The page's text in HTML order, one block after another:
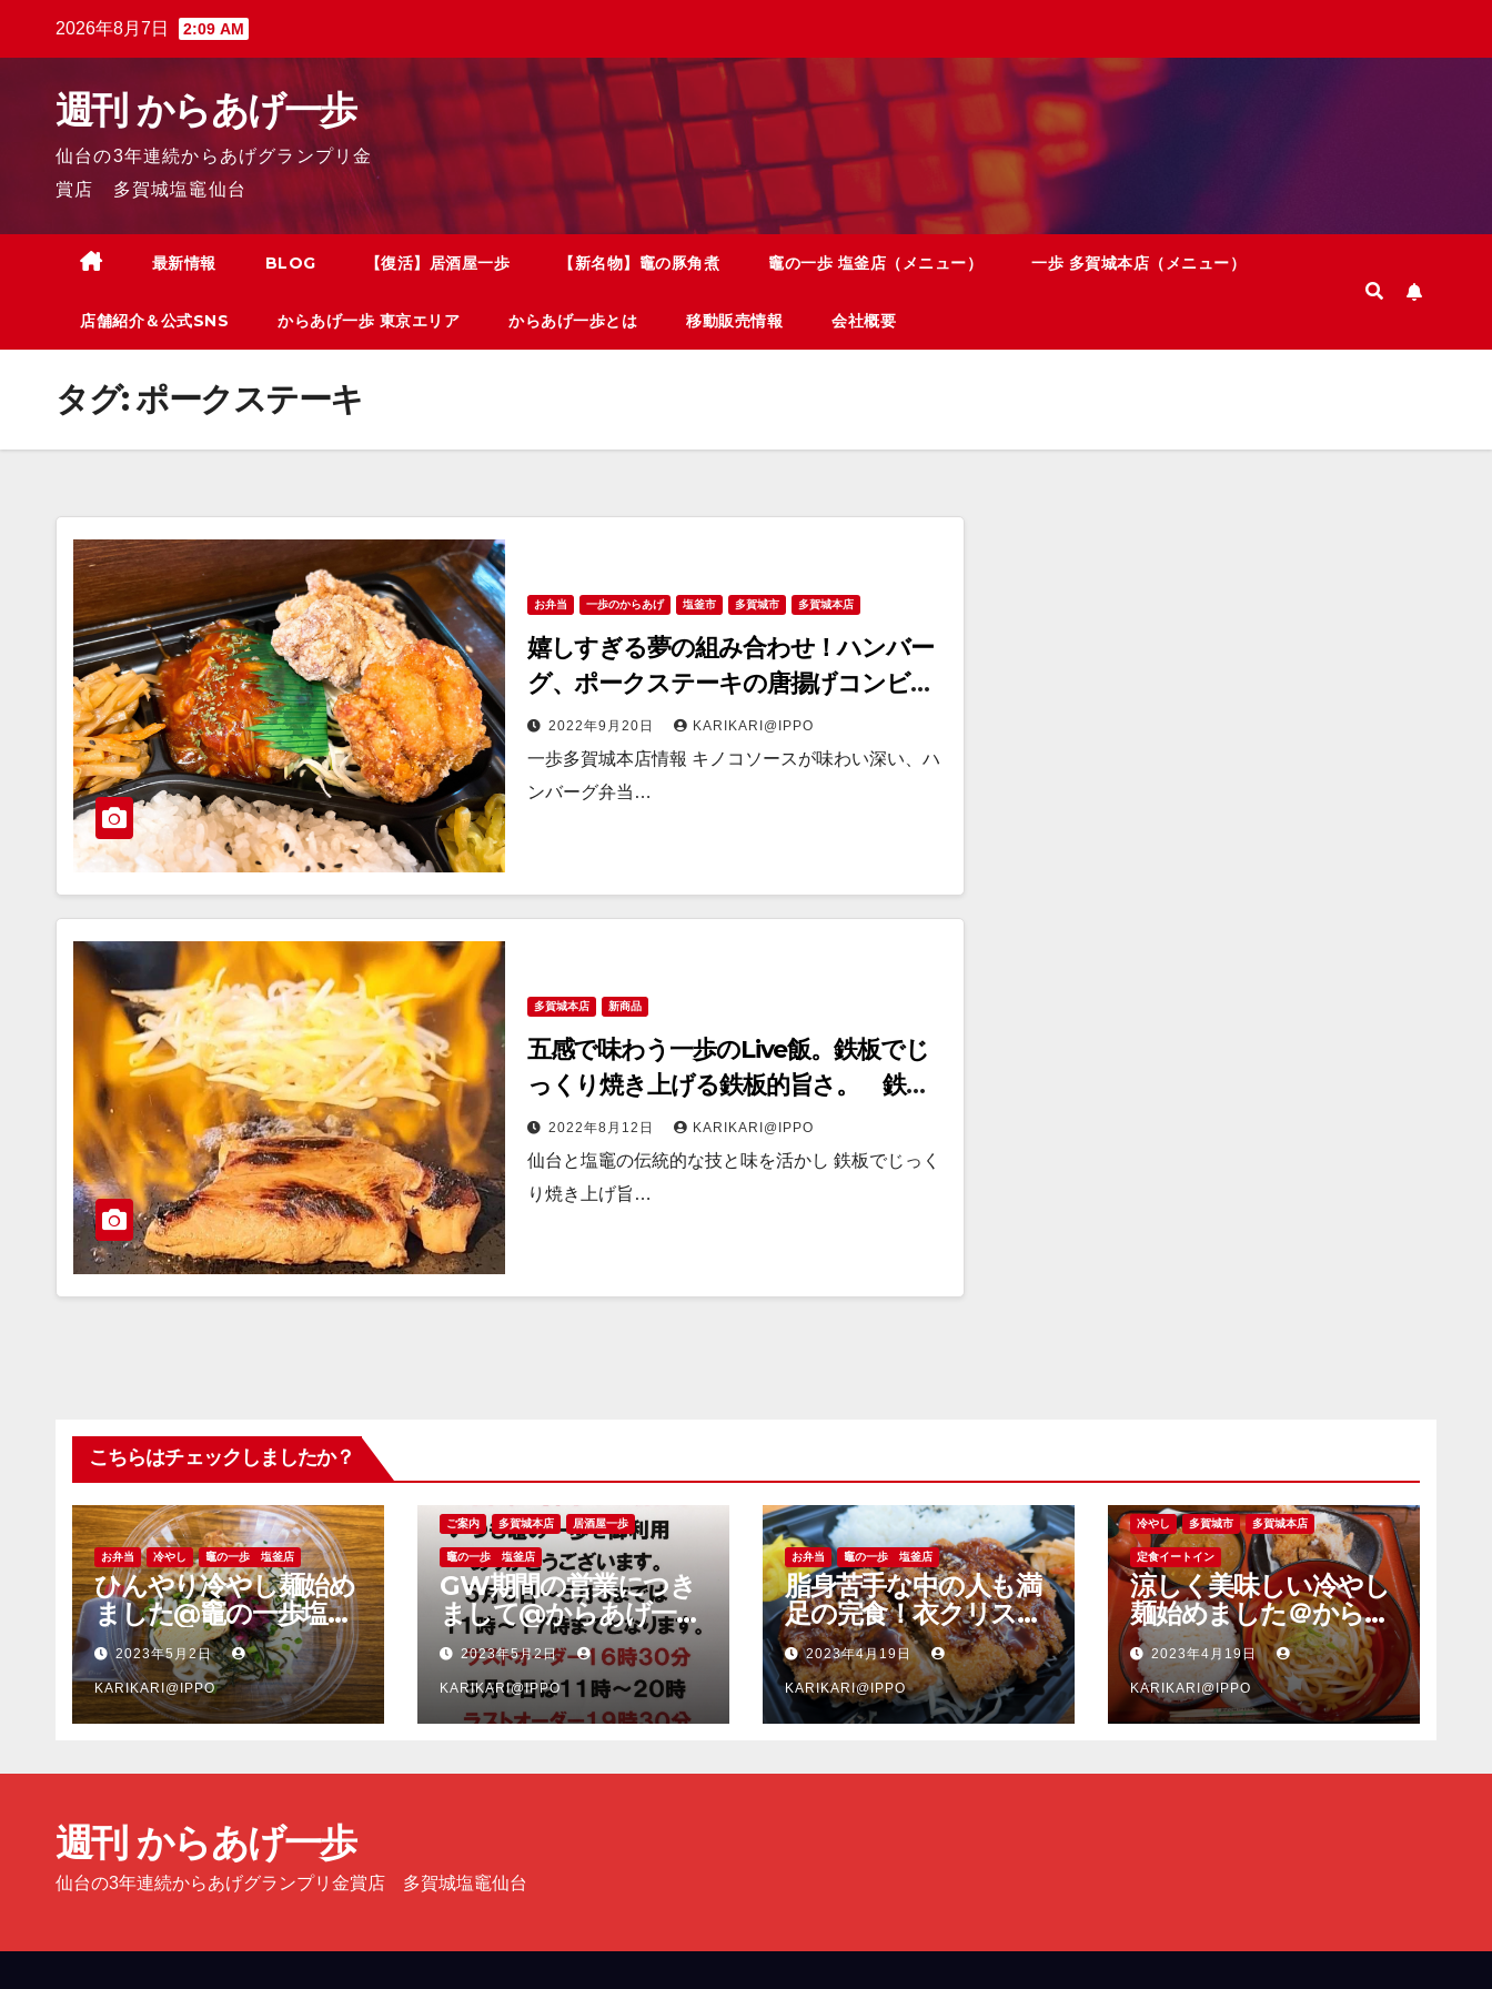
2026年8月7日 2:09 AM
週刊 からあげ一歩
仙台の3年連続からあげグランプリ金
賞店 多賀城塩竈仙台
最新情報 BLOG 【復活】居酒屋一歩 【新名物】竈の豚角煮 竈の一歩 塩釜店（メニュー） 一歩 多賀城本店（メニュー）
店舗紹介＆公式SNS からあげ一歩 東京エリア からあげ一歩とは 移動販売情報 会社概要
タグ:ポークステーキ
お弁当 一歩のからあげ 塩釜市 多賀城市 多賀城本店
嬉しすぎる夢の組み合わせ！ハンバー
グ、ポークステーキの唐揚げコンビ弁
当が大人気！
2022年9月20日 KARIKARI@IPPO
一歩多賀城本店情報 キノコソースが味わい深い、ハ
ンバーグ弁当…
多賀城本店 新商品
五感で味わう一歩のLive飯。鉄板でじ
っくり焼き上げる鉄板的旨さ。 鉄板
ポークステーキ
2022年8月12日 KARIKARI@IPPO
仙台と塩竈の伝統的な技と味を活かし 鉄板でじっく
り焼き上げ旨…
こちらはチェックしましたか？
お弁当 冷やし 竈の一歩 塩釜店
ひんやり冷やし麺始め
ました@竈の一歩塩釜
店2023年5月2日
KARIKARI@IPPO
ご案内 多賀城本店 居酒屋一歩
竈の一歩 塩釜店
GW期間の営業につき
まして@からあげ一歩
多賀城本店、竈の一歩
塩釜店
2023年5月2日
KARIKARI@IPPO
お弁当 竈の一歩 塩釜店
脂身苦手な中の人も満
足の完食！衣クリスピ
ー、脂身少な目でも旨
い豚肉のソーストンカ
ツ弁当＠竈の一歩塩釜
店
2023年4月19日
KARIKARI@IPPO
冷やし 多賀城市 多賀城本店
定食イートイン
涼しく美味しい冷やし
麺始めました＠からあ
げ一歩多賀城本店
2023年4月19日
KARIKARI@IPPO
週刊 からあげ一歩
仙台の3年連続からあげグランプリ金賞店 多賀城塩竈仙台